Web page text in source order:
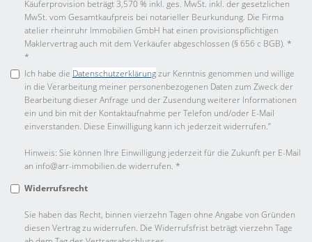
Käuferprovision beträgt 3,570 % inkl. ges. MwSt. inkl. der gesetzlichen
MwSt. vom Gesamtkaufpreis bei notarieller Beurkundung. Die Firma
atelier rheinruhr Immobilien GmbH hat einen provisionspflichtigen
Maklervertrag auch mit dem Verkäufer abgeschlossen (§ 656 c BGB). *
*
Ich habe die Datenschutzerklärungzur Kenntnis genommen und willige
in die Verarbeitung meiner personenbezogenen Daten zum Zweck der
Bearbeitung dieser Anfrage und der Zusendung weiterer Informationen
ein und bin mit der Kontaktaufnahme per Telefon und/oder E-Mail
einverstanden. Diese Einwilligung kann ich jederzeit widerrufen.”
Hinweis: Sie können Ihre Einwilligung jederzeit für die Zukunft per E-Mail
an info@arr-immobilien.de widerrufen. *
Widerrufsrecht
Sie haben das Recht, binnen vierzehn Tagen ohne Angabe von Gründen
diesen Vertrag zu widerrufen. Die Widerrufsfrist beträgt vierzehn Tage